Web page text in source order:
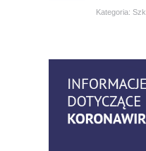
Kategoria:
praktyki –
w
Kategoria:
06
w